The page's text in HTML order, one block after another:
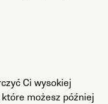
Ci wysokiej
możesz później